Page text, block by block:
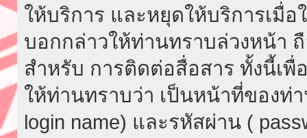
ให้บริการ และหยุดให้บริการเมื่
บอกกล่าวให้ท่านทราบล่วงหน้า
สำหรับ การติดต่อสื่อสาร ทั้งนี้เพื่
ให้ท่านทราบว่า เป็นหน้าที่ของท่
login name) และรหัสผ่าน (